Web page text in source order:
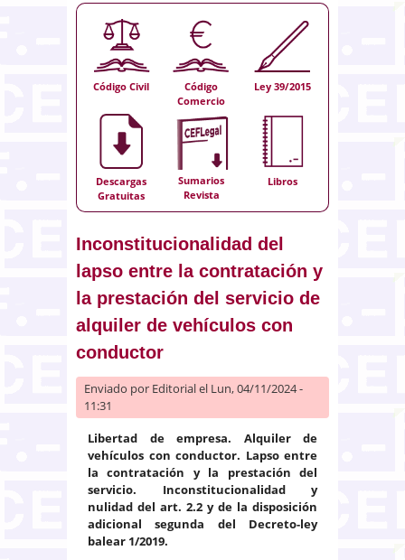
Código Civil
Código
Comercio
Ley 39/2015
Descargas
Gratuitas
Sumarios
Revista
Libros
Inconstitucionalidad del
lapso entre la contratación y
la prestación del servicio de
alquiler de vehículos con
conductor
Enviado por Editorialel Lun, 04/11/2024 -
11:31
Libertad de empresa. Alquiler de
vehículos con conductor. Lapso entre
la contratación y la prestación del
servicio. Inconstitucionalidad y
nulidad del art. 2.2 y de la disposición
adicional segunda del Decreto-ley
balear 1/2019.